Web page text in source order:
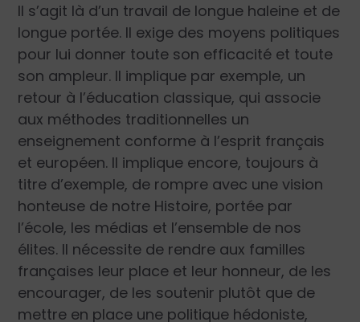
Il s’agit là d’un travail de longue haleine et de
longue portée. Il exige des moyens politiques
pour lui donner toute son efficacité et toute
son ampleur. Il implique par exemple, un
retour à l’éducation classique, qui associe
aux méthodes traditionnelles un
enseignement conforme à l’esprit français
et européen. Il implique encore, toujours à
titre d’exemple, de rompre avec une vision
honteuse de notre Histoire, portée par
l’école, les médias et l’ensemble de nos
élites. Il nécessite de rendre aux familles
françaises leur place et leur honneur, de les
encourager, de les soutenir plutôt que de
mettre en place une politique hédoniste,